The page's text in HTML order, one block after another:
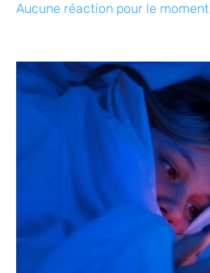
Aucune réaction pour le moment